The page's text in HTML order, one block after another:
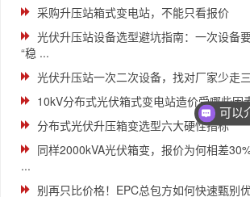
采购升压站箱式变电站，不能只看报价
光伏升压站设备选型避坑指南：一次设备
“稳 ...
光伏升压站一次二次设备，找对厂家少走
10kV分布式光伏箱式变电站造价受哪些因
分布式光伏升压箱变选型六大硬性指标
同样2000kVA光伏箱变，报价为何相差
...
别再只比价格！EPC总包方如何快速甄别